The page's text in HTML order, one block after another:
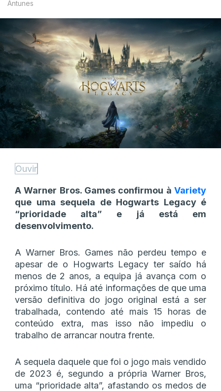
Antunes
Ouvir
A Warner Bros. Games confirmou à Variety
que uma sequela de Hogwarts Legacy é
“prioridade alta” e já está em
desenvolvimento.
A Warner Bros. Games não perdeu tempo e
apesar de o Hogwarts Legacy ter saído há
menos de 2 anos, a equipa já avança com o
próximo título. Há até informações de que uma
versão definitiva do jogo original está a ser
trabalhada, contendo até mais 15 horas de
conteúdo extra, mas isso não impediu o
trabalho de arrancar noutra frente.
A sequela daquele que foi o jogo mais vendido
de 2023 é, segundo a própria Warner Bros,
uma “prioridade alta”, afastando os medos de